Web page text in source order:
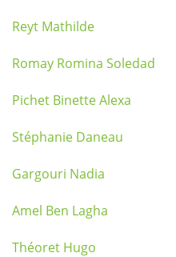
Reyt Mathilde
Romay Romina Soledad
Pichet Binette Alexa
Stéphanie Daneau
Gargouri Nadia
Amel Ben Lagha
Théoret Hugo